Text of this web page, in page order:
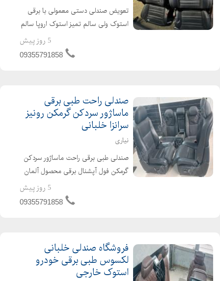
تعویض صندلی دستی معمولی با برقی
استوک ولی سالم تمیز استوک اروپا سالم
در حد نو با انواع مدلهای متفاوت در
سایزهای متفاوت و رنگ های متفاوت
5 روز پیش
09355791858
صندلی راحت طبی برقی
ماساژور سردکن گرمکن رونیز
سرانزا خلبانی
نیاری
صندلی طبی برقی راحت ماساژور سردکن
گرمکن فول آپشنال برقی محصول آلمان
وارداتی ژاپن وارداتی قابل نصب دقیق
پیچب پیچ بر روی خودروهای سواری و
5 روز پیش
09355791858
فروشگاه‌ صندلی خلبانی
لکسوس طبی برقی خودرو
استوک خارجی